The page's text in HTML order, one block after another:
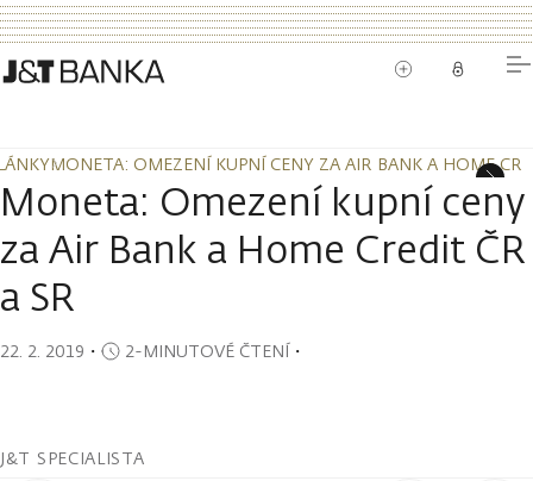
MONETA: OMEZENÍ KUPNÍ CENY ZA AIR BANK A HOME
MONETA: OMEZENÍ KUPNÍ CENY ZA AIR BANK A HOME
Moneta: Omezení kupní ceny
za Air Bank a Home Credit ČR
a SR
22. 2. 2019 ・ 2-MINUTOVÉ ČTENÍ・
J&T SPECIALISTA